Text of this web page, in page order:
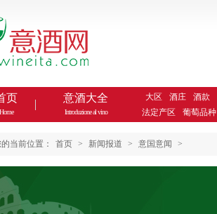
页
Home
意酒大全
Introduzione al vino
大区 酒庄
酒款
法定产区
葡萄品种
当前位置： 首页 > 新闻报道 > 意国意闻 >